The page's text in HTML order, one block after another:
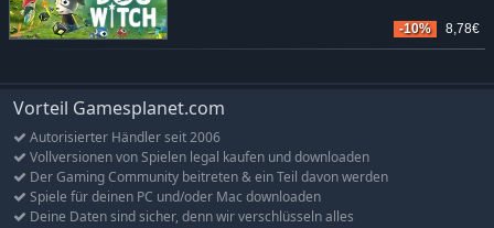
-10% 8,78€
Vorteil Gamesplanet.com
Autorisierter Händler seit 2006
Vollversionen von Spielen legal kaufen und downloaden
Der Gaming Community beitreten & ein Teil davon werden
Spiele für deinen PC und/oder Mac downloaden
Deine Daten sind sicher, denn wir verschlüsseln alles